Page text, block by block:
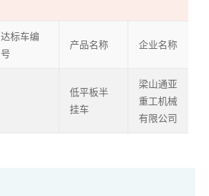
达标车编
号
产品名称 企业名称
低平板半
挂车
梁山通亚
重工机械
有限公司